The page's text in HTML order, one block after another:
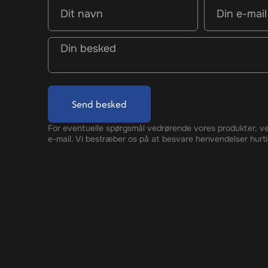
Send besked
For eventuelle spørgsmål vedrørende vores produkter,
e-mail. Vi bestræber os på at besvare henvendelser